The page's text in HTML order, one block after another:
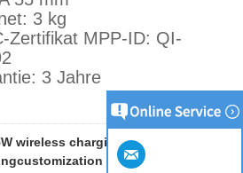
3 kg
Zertifikat MPP-ID: QI-
3 Jahre
wireless charging module wireless
- COPY - jig3d4